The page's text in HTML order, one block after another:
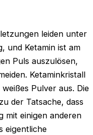
leiden unter
und Ketamin ist am
Puls auszulösen,
Ketaminkristall
Pulver aus. Die
der Tatsache, dass
mit einigen anderen
eigentliche